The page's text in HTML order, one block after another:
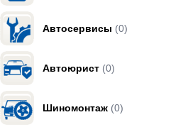
Автосервисы (0)
Автоюрист (0)
Шиномонтаж (0)